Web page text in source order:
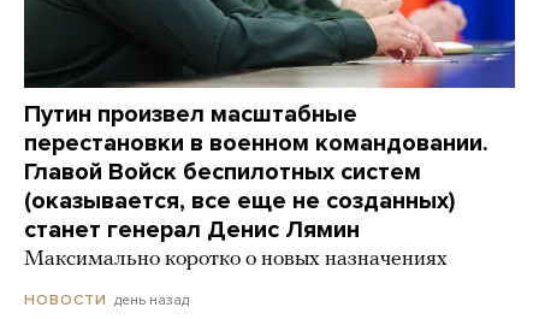
Путин произвел масштабные
перестановки в военном командовании.
Главой Войск беспилотных систем
(оказывается, все еще не созданных)
станет генерал Денис Лямин
Максимально коротко о новых назначениях
НОВОСТИ день назад